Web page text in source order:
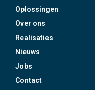
Oplossingen
Over ons
Realisaties
Nieuws
Jobs
Contact